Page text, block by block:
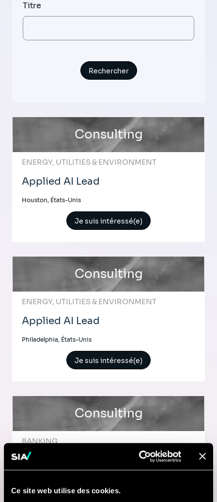
Ce site web utilise des cookies.
Titre
Consulting
ENERGY, UTILITIES & ENVIRONMENT
Applied AI Lead
Houston, États-Unis
Je suis intéressé(e)
Consulting
ENERGY, UTILITIES & ENVIRONMENT
Applied AI Lead
Philadelphia, États-Unis
Je suis intéressé(e)
Consulting
BANKING
Transformation Management